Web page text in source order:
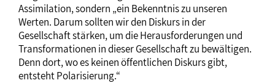
Assimilation, sondern „ein Bekenntnis zu unseren
Werten. Darum sollten wir den Diskurs in der
Gesellschaft stärken, um die Herausforderungen und
Transformationen in dieser Gesellschaft zu bewältigen.
Denn dort, wo es keinen öffentlichen Diskurs gibt,
entsteht Polarisierung.“